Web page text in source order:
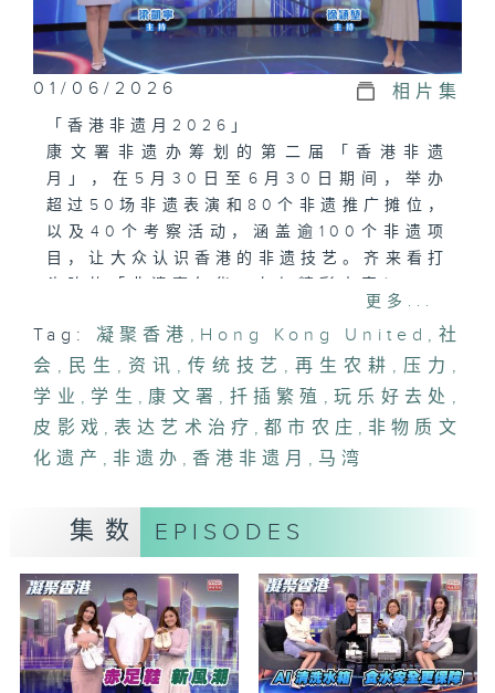
01/06/2026 相片集
「香港非遗月2026」
康文署非遗办筹划的第二届「香港非遗
月」，在5月30日至6月30日期间，举办
超过50场非遗表演和80个非遗推广摊位，
以及40个考察活动，涵盖逾100个非遗项
目，让大众认识香港的非遗技艺。齐来看打
#康文署#非遗办#香港非遗月#非物质文化
遗产#传统技艺#林泳怡
「表达艺术治疗的疗愈力量」
现今学生面对学业与社交多重压力，有机构
内心的窗口，让学生在光影创作中投射潜意
理求救讯号，推动社交情绪学习（SEL），
#表达艺术治疗#皮影戏#学生#学业#压力#
梁凯宁#徐頴堃
「玩乐好去处-马湾都市农庄」
想感受农庄田园气息，不一定要远赴郊区，
更多...
Tag: 凝聚香港 , Hong Kong United , 社
会 , 民生 , 资讯 , 传统技艺 , 再生农耕 , 压力 ,
学业 , 学生 , 康文署 , 扦插繁殖 , 玩乐好去处 ,
皮影戏 , 表达艺术治疗 ,都市农庄 , 非物质文
化遗产 , 非遗办 , 香港非遗月 , 马湾
集数 EPISODES